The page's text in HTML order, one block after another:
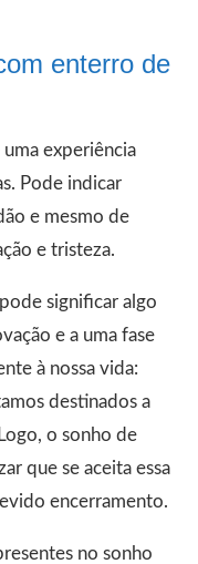
enterro de
uma experiência
Pode indicar
e mesmo de
e tristeza.
pode significar algo
e a uma fase
à nossa vida:
destinados a
o sonho de
que se aceita essa
encerramento.
no sonho